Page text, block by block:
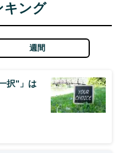
キング
週間
択”」は